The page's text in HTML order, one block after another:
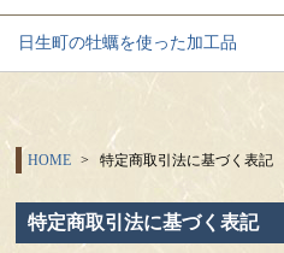
日生町の牡蠣を使った加工品
HOME 特定商取引法に基づく表記
特定商取引法に基づく表記